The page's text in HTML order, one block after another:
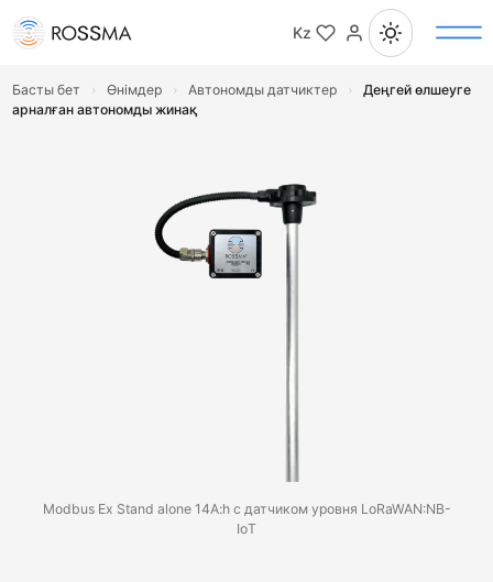
Kz
Басты бет › Өнімдер › Автономды датчиктер ›
Деңгей өлшеуге
арналған автономды жинақ
Modbus Ex Stand alone 14A:h с датчиком уровня LoRaWAN:NB-
IoT